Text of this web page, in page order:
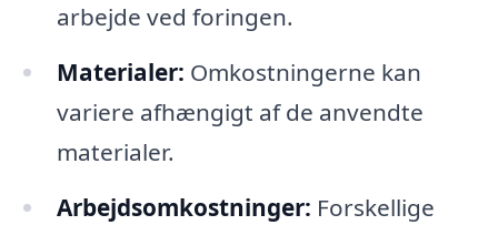
arbejde ved foringen.
Materialer: Omkostningerne kan
variere afhængigt af de anvendte
materialer.
Arbejdsomkostninger: Forskellige